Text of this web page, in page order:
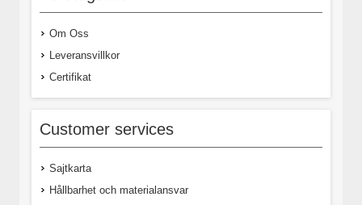
Om Oss
Leveransvillkor
Certifikat
Customer services
Sajtkarta
Hållbarhet och materialansvar